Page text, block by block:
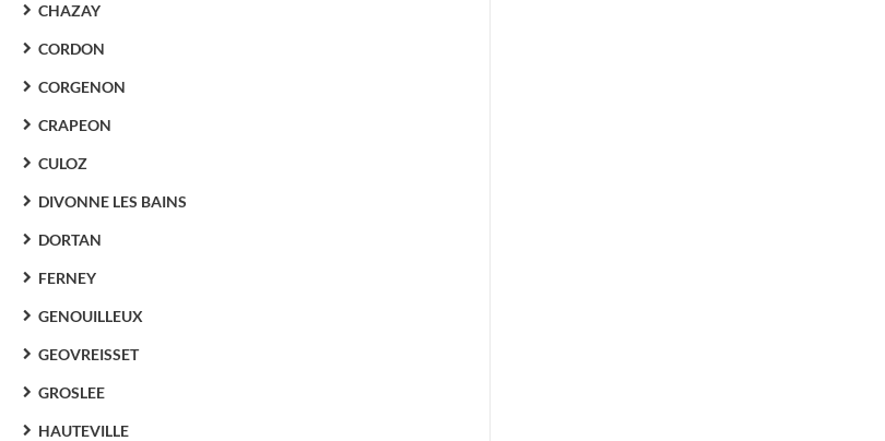
CHAZAY
CORDON
CORGENON
CRAPEON
CULOZ
DIVONNE LES BAINS
DORTAN
FERNEY
GENOUILLEUX
GEOVREISSET
GROSLEE
HAUTEVILLE